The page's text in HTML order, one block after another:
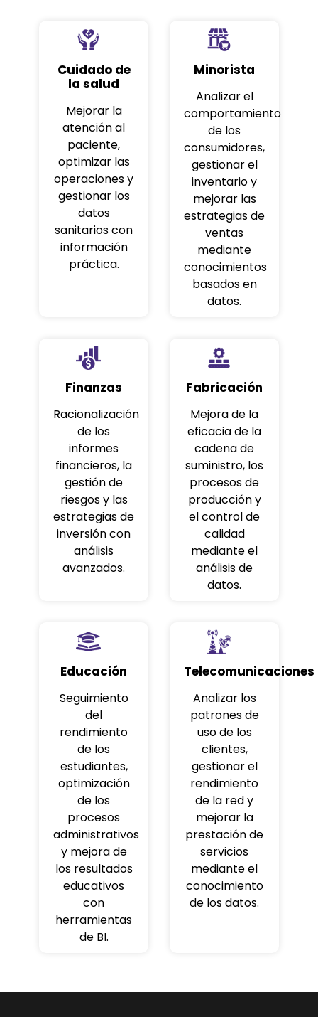
Cuidado de
la salud
Mejorar la
atención al
paciente,
optimizar las
operaciones y
gestionar los
datos
sanitarios con
información
práctica.
Minorista
Analizar el
comportamiento
de los
consumidores,
gestionar el
inventario y
mejorar las
estrategias de
ventas
mediante
conocimientos
basados en
datos.
Finanzas
Racionalización
de los
informes
financieros, la
gestión de
riesgos y las
estrategias de
inversión con
análisis
avanzados.
Fabricación
Mejora de la
eficacia de la
cadena de
suministro, los
procesos de
producción y
el control de
calidad
mediante el
análisis de
datos.
Educación
Seguimiento
del
rendimiento
de los
estudiantes,
optimización
de los
procesos
administrativos
y mejora de
los resultados
educativos
con
herramientas
de BI.
Telecomunicaciones
Analizar los
patrones de
uso de los
clientes,
gestionar el
rendimiento
de la red y
mejorar la
prestación de
servicios
mediante el
conocimiento
de los datos.